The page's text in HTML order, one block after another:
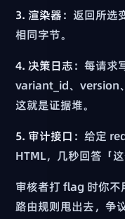
3. 渲染器：返回所选
相同字节。
4. 决策日志：每请求
variant_id、version
这就是证据堆。
5. 审计接口 ：给定
HTML，几秒回答「
审核者打 flag 时你不
路由规则甩出去，争